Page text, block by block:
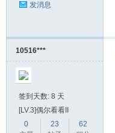
发消息
10516***
签到天数: 8 天
[LV.3]偶尔看看II
0
23
62